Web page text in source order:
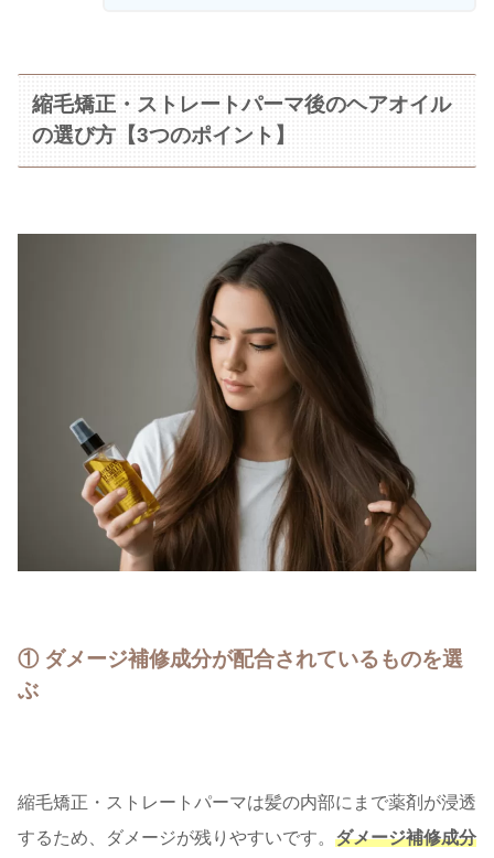
縮毛矯正・ストレートパーマ後のヘアオイル
の選び方【3つのポイント】
① ダメージ補修成分が配合されているものを選
ぶ
縮毛矯正・ストレートパーマは髪の内部にまで薬剤が浸透
するため、ダメージが残りやすいです。 ダメージ補修成分